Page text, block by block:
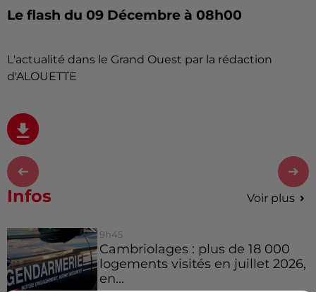
Le flash du 09 Décembre à 08h00
L'actualité dans le Grand Ouest par la rédaction
d'ALOUETTE
Infos Voir plus
9h45
Cambriolages : plus de 18 000
logements visités en juillet 2026,
en...